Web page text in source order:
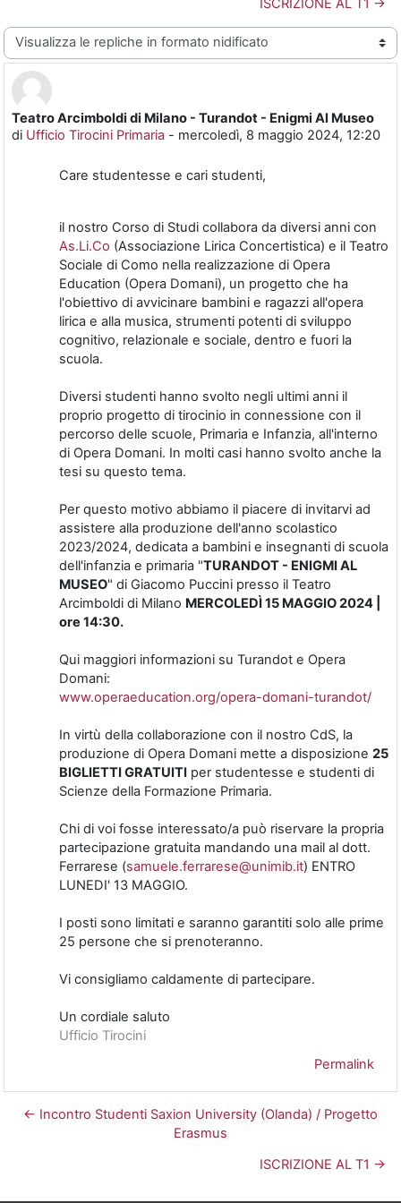
ISCRIZIONE AL T1 →
Modalità visualizzazione
Teatro Arcimboldi di Milano - Turandot - Enigmi Al Museo
di Ufficio Tirocini Primaria - mercoledì, 8 maggio 2024, 12:20
Numero di risposte: 0
Care studentesse e cari studenti,
il nostro Corso di Studi collabora da diversi anni con
As.Li.Co (Associazione Lirica Concertistica) e il Teatro
Sociale di Como nella realizzazione di Opera
Education (Opera Domani), un progetto che ha
l'obiettivo di avvicinare bambini e ragazzi all'opera
lirica e alla musica, strumenti potenti di sviluppo
cognitivo, relazionale e sociale, dentro e fuori la
scuola.
Diversi studenti hanno svolto negli ultimi anni il
proprio progetto di tirocinio in connessione con il
percorso delle scuole, Primaria e Infanzia, all'interno
di Opera Domani. In molti casi hanno svolto anche la
tesi su questo tema.
Per questo motivo abbiamo il piacere di invitarvi ad
assistere alla produzione dell'anno scolastico
2023/2024, dedicata a bambini e insegnanti di scuola
dell'infanzia e primaria "TURANDOT - ENIGMI AL
MUSEO" di Giacomo Puccini presso il Teatro
Arcimboldi di Milano MERCOLEDÌ 15 MAGGIO 2024 |
ore 14:30.
Qui maggiori informazioni su Turandot e Opera
Domani:
www.operaeducation.org/opera-domani-turandot/
In virtù della collaborazione con il nostro CdS, la
produzione di Opera Domani mette a disposizione 25
BIGLIETTI GRATUITI per studentesse e studenti di
Scienze della Formazione Primaria.
Chi di voi fosse interessato/a può riservare la propria
partecipazione gratuita mandando una mail al dott.
Ferrarese (samuele.ferrarese@unimib.it) ENTRO
LUNEDI' 13 MAGGIO.
I posti sono limitati e saranno garantiti solo alle prime
25 persone che si prenoteranno.
Vi consigliamo caldamente di partecipare.
Un cordiale saluto
Ufficio Tirocini
Permalink
← Incontro Studenti Saxion University (Olanda) / Progetto
Erasmus
ISCRIZIONE AL T1 →